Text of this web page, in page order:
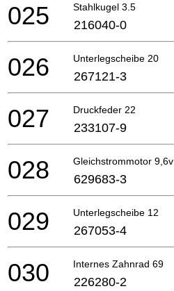
Stahlkugel 3.5
025 216040-0
Unterlegscheibe 20
026 267121-3
Druckfeder 22
027 233107-9
Gleichstrommotor 9,6v
028 629683-3
Unterlegscheibe 12
029 267053-4
Internes Zahnrad 69
030 226280-2